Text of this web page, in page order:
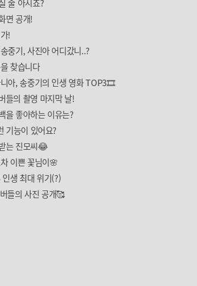
줄 아시죠?
면 공개!
!
중기, 사진아 어디갔니..?
찾습니다
아, 송중기의 인생 영화 TOP3🎞
들의 촬영 마지막 날!
을 좋아하는 이유는?
기능이 있어요?
는 진모씨😂
이쁜 꽃님이🌸
생 최대 위기(?)
들의 사진 공개🥰